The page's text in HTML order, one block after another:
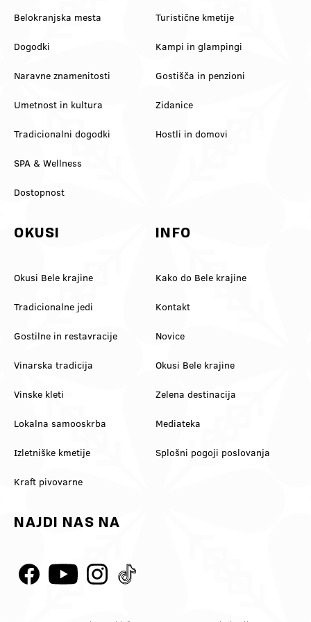
Belokranjska mesta
Dogodki
Naravne znamenitosti
Umetnost in kultura
Tradicionalni dogodki
SPA & Wellness
Dostopnost
Turistične kmetije
Kampi in glampingi
Gostišča in penzioni
Zidanice
Hostli in domovi
OKUSI
Okusi Bele krajine
Tradicionalne jedi
Gostilne in restavracije
Vinarska tradicija
Vinske kleti
Lokalna samooskrba
Izletniške kmetije
Kraft pivovarne
INFO
Kako do Bele krajine
Kontakt
Novice
Okusi Bele krajine
Zelena destinacija
Mediateka
Splošni pogoji poslovanja
NAJDI NAS NA